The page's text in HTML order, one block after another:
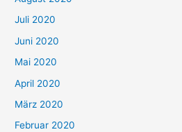
Juli 2020
Juni 2020
Mai 2020
April 2020
März 2020
Februar 2020